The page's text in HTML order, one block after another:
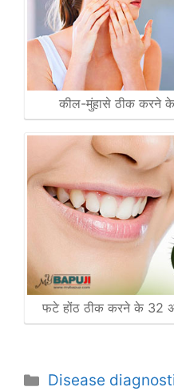
कील-मुंहासे ठीक करने
फटे होंठ ठीक करने के 32
Categories
Disease